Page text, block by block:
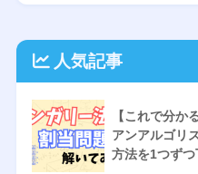
人気記事
【これで分か
アンアルゴリ
方法を1つず